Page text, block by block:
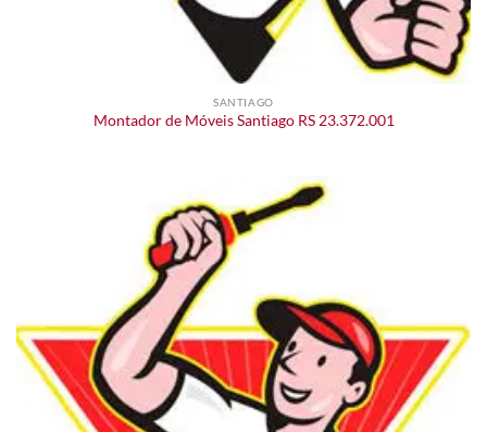
SANTIAGO
Montador de Móveis Santiago RS 23.372.001